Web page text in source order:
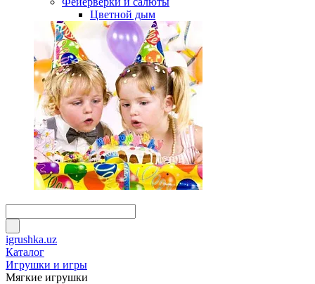
Цветной дым
igrushka.uz
Каталог
Игрушки и игры
Мягкие игрушки